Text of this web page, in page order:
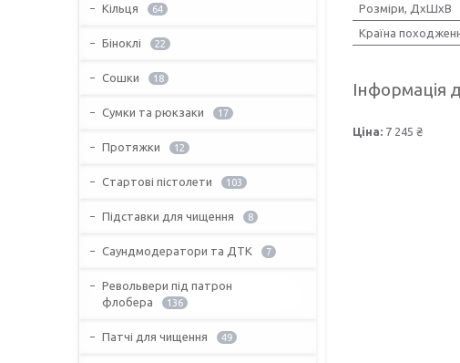
Розміри, ДхШхВ
Країна
Інформація
Ціна: 7 245 ₴
Кільця 64
Біноклі 22
Сошки 18
Сумки та рюкзаки 17
Протяжки 12
Стартові пістолети 103
Підставки для чищення 8
Саундмодератори та ДТК 7
Револьвери під патрон
флобера
136
Патчі для чищення 49